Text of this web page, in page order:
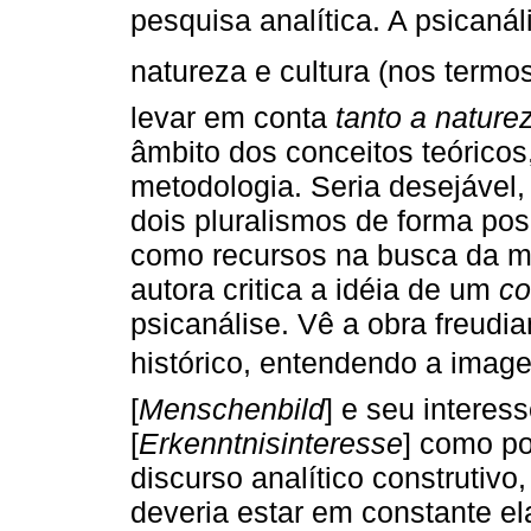
pesquisa analítica. A
natureza e cultura (nos
levar em conta tanto a
âmbito dos conceitos
metodologia. Seria
dois pluralismos de forma
como recursos na busca da
autora critica a idéia de um
psicanálise. Vê a obra
histórico, entendendo a
[Menschenbild] e seu
[Erkenntnisinteresse] como
discurso analítico
deveria estar em constante